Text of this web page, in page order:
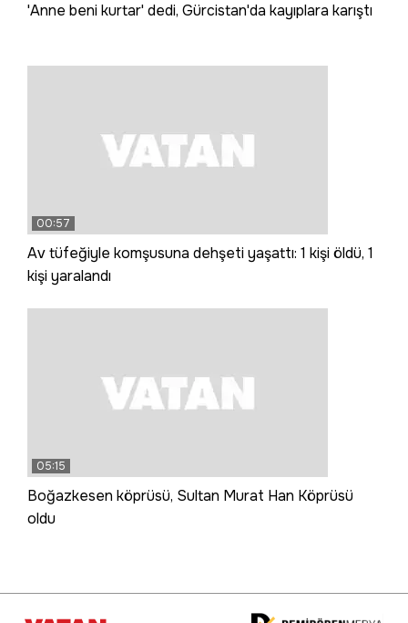
'Anne beni kurtar' dedi, Gürcistan'da kayıplara karıştı
00:57
Av tüfeğiyle komşusuna dehşeti yaşattı: 1 kişi öldü, 1
kişi yaralandı
05:15
Boğazkesen köprüsü, Sultan Murat Han Köprüsü
oldu